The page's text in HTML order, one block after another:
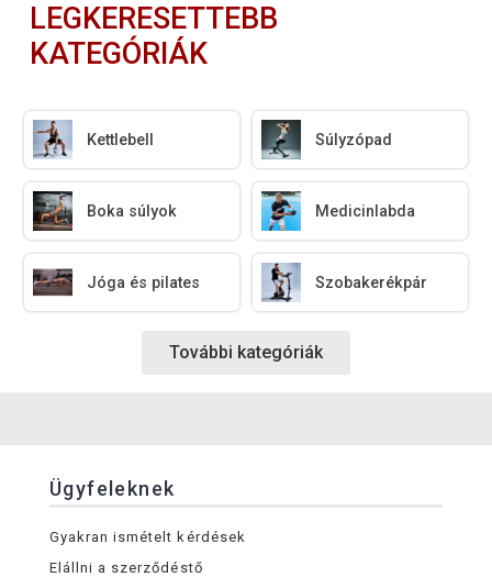
LEGKERESETTEBB
KATEGÓRIÁK
Kettlebell Súlyzópad
Boka súlyok Medicinlabda
Jóga és pilates Szobakerékpár
További kategóriák
Ügyfeleknek
Gyakran ismételt kérdések
Elállni a szerződéstő